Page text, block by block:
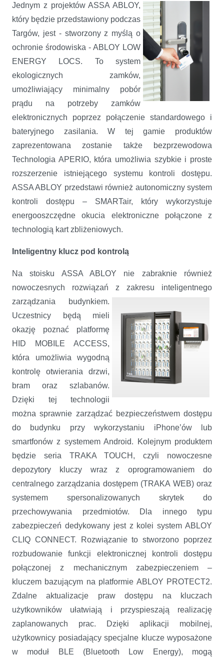
Jednym z projektów ASSA ABLOY,
który będzie przedstawiony podczas
Targów, jest - stworzony z myślą o
ochronie środowiska - ABLOY LOW
ENERGY LOCS. To system
ekologicznych zamków,
umożliwiający minimalny pobór
prądu na potrzeby zamków
elektronicznych poprzez połączenie standardowego i
bateryjnego zasilania. W tej gamie produktów
zaprezentowana zostanie także bezprzewodowa
Technologia APERIO, która umożliwia szybkie i proste
rozszerzenie istniejącego systemu kontroli dostępu.
ASSA ABLOY przedstawi również autonomiczny system
kontroli dostępu – SMARTair, który wykorzystuje
energooszczędne okucia elektroniczne połączone z
technologią kart zbliżeniowych.
Inteligentny klucz pod kontrolą
Na stoisku ASSA ABLOY nie zabraknie również
nowoczesnych rozwiązań z zakresu inteligentnego
zarządzania budynkiem.
Uczestnicy będą mieli
okazję poznać platformę
HID MOBILE ACCESS,
która umożliwia wygodną
kontrolę otwierania drzwi,
bram oraz szlabanów.
Dzięki tej technologii
można sprawnie zarządzać bezpieczeństwem dostępu
do budynku przy wykorzystaniu iPhone’ów lub
smartfonów z systemem Android. Kolejnym produktem
będzie seria TRAKA TOUCH, czyli nowoczesne
depozytory kluczy wraz z oprogramowaniem do
centralnego zarządzania dostępem (TRAKA WEB) oraz
systemem spersonalizowanych skrytek do
przechowywania przedmiotów. Dla innego typu
zabezpieczeń dedykowany jest z kolei system ABLOY
CLIQ CONNECT. Rozwiązanie to stworzono poprzez
rozbudowanie funkcji elektronicznej kontroli dostępu
połączonej z mechanicznym zabezpieczeniem –
kluczem bazującym na platformie ABLOY PROTECT2.
Zdalne aktualizacje praw dostępu na kluczach
użytkowników ułatwiają i przyspieszają realizację
zaplanowanych prac. Dzięki aplikacji mobilnej,
użytkownicy posiadający specjalne klucze wyposażone
w moduł BLE (Bluetooth Low Energy), mogą